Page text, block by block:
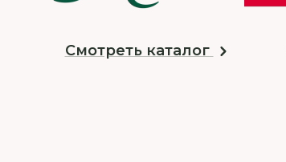
Смотреть каталог